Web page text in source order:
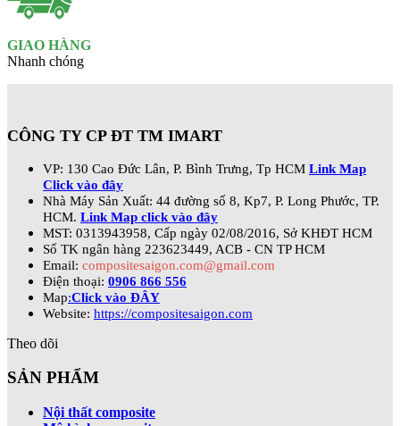
GIAO HÀNG
Nhanh chóng
CÔNG TY CP ĐT TM IMART
VP: 130 Cao Đức Lân, P. Bình Trưng, Tp HCM Link Map
Click vào đây
Nhà Máy Sản Xuất: 44 đường số 8, Kp7, P. Long Phước, TP.
HCM. Link Map click vào đây
MST: 0313943958, Cấp ngày 02/08/2016, Sở KHĐT HCM
Số TK ngân hàng 223623449, ACB - CN TP HCM
Email: compositesaigon.com@gmail.com
Điện thoại: 0906 866 556
Map:Click vào ĐÂY
Website: https://compositesaigon.com
Theo dõi
SẢN PHẨM
Nội thất composite